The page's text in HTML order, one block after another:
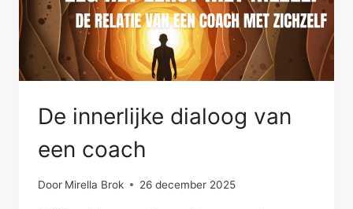
De innerlijke dialoog van
een coach
Door Mirella Brok 26 december 2025